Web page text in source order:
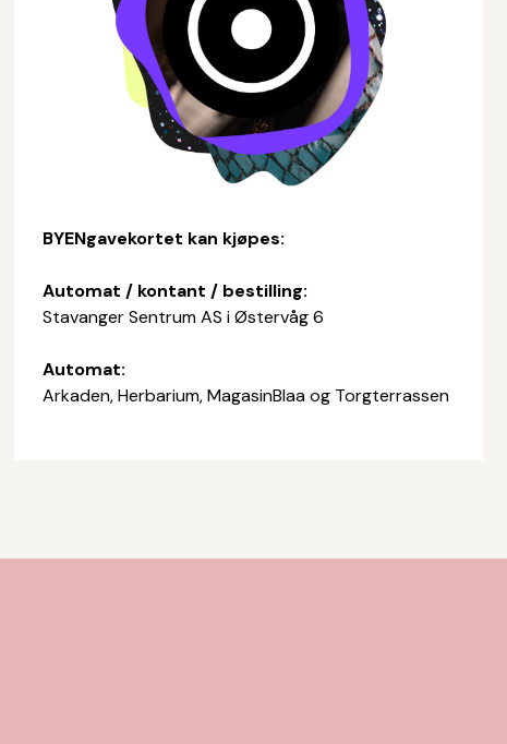
BYENgavekortet kan kjøpes:
Automat / kontant / bestilling:
Stavanger Sentrum AS i Østervåg 6
Automat:
Arkaden, Herbarium, MagasinBlaa og Torgterrassen